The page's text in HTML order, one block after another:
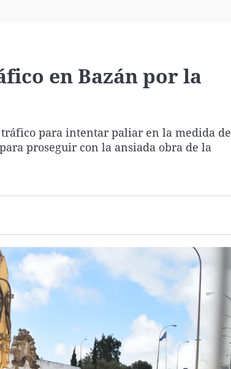
en Bazán por la
para intentar paliar en la medida de
proseguir con la ansiada obra de la